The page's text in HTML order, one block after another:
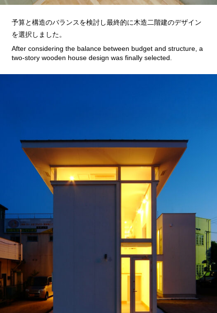
予算と構造のバランスを検討し最終的に木造二階建のデザイン
を選択しました。
After considering the balance between budget and structure, a
two-story wooden house design was finally selected.